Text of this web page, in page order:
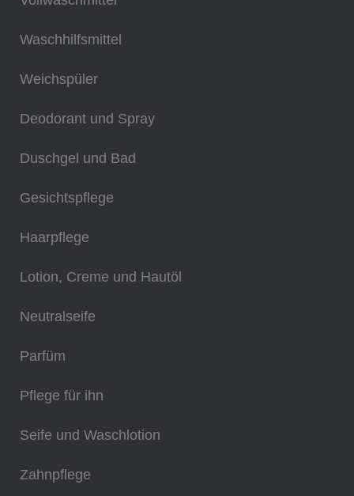
Waschhilfsmittel
Weichspüler
Deodorant und Spray
Duschgel und Bad
Gesichtspflege
Haarpflege
Lotion, Creme und Hautöl
Neutralseife
Parfüm
Pflege für ihn
Seife und Waschlotion
Zahnpflege